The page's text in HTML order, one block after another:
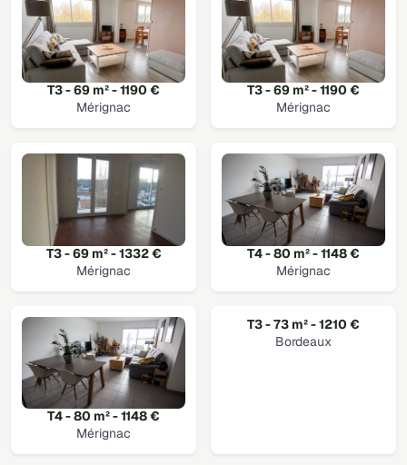
T3 - 69 m² - 1190 €
Mérignac
T3 - 69 m² - 1190 €
Mérignac
T3 - 69 m² - 1332 €
Mérignac
T4 - 80 m² - 1148 €
Mérignac
T4 - 80 m² - 1148 €
Mérignac
T3 - 73 m² - 1210 €
Bordeaux